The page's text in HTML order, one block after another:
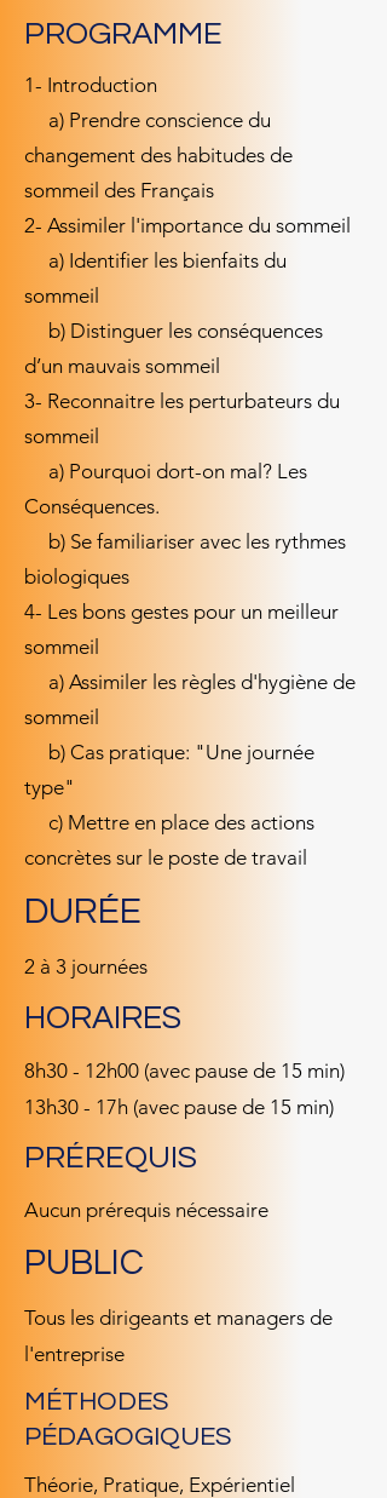
PROGRAMME
1- Introduction
a) Prendre conscience du
changement des habitudes de
sommeil des Français
2- Assimiler l'importance du sommeil
a) Identifier les bienfaits du
sommeil
b) Distinguer les conséquences
d’un mauvais sommeil
3- Reconnaitre les perturbateurs du
sommeil
a) Pourquoi dort-on mal? Les
Conséquences.
b) Se familiariser avec les rythmes
biologiques
4- Les bons gestes pour un meilleur
sommeil
a) Assimiler les règles d'hygiène de
sommeil
b) Cas pratique: "Une journée
type"
c) Mettre en place des actions
concrètes sur le poste de travail
DURÉE
2 à 3 journées
HORAIRES
8h30 - 12h00 (avec pause de 15 min)
13h30 - 17h (avec pause de 15 min)
PRÉREQUIS
Aucun prérequis nécessaire
PUBLIC
Tous les dirigeants et managers de
l'entreprise
MÉTHODES
PÉDAGOGIQUES
Théorie, Pratique, Expérientiel